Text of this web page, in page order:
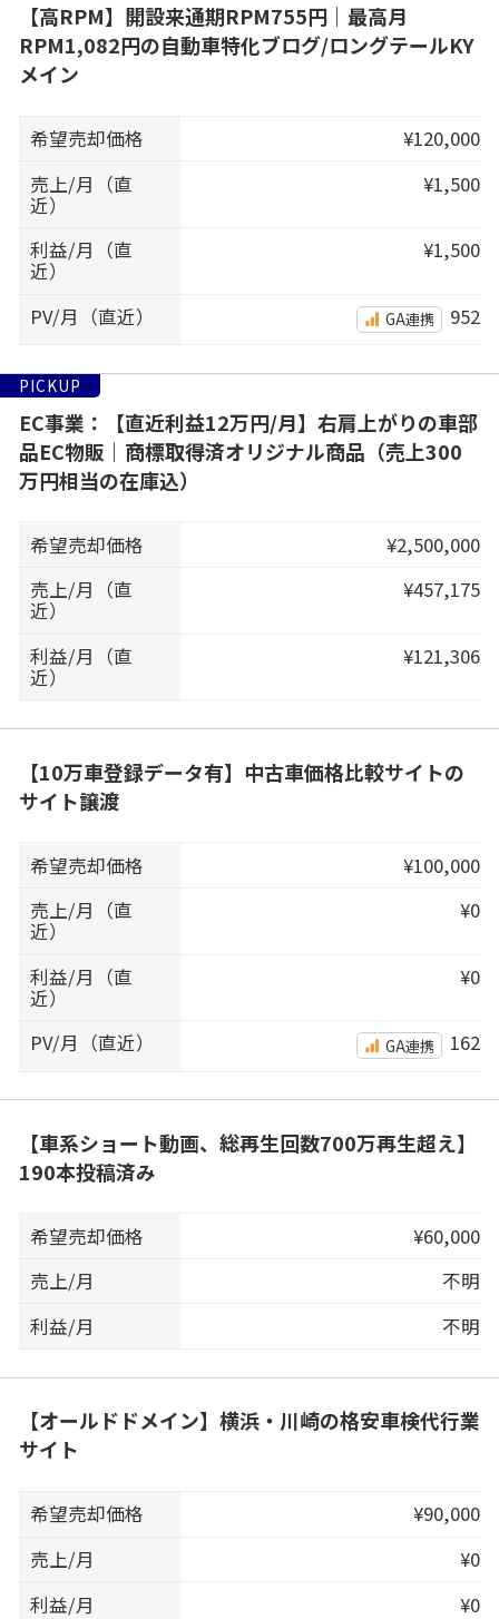
【高RPM】開設来通期RPM755円｜最高月
RPM1,082円の自動車特化ブログ/ロングテールKY
メイン
希望売却価格
¥120,000
売上/月（直
近）
¥1,500
利益/月（直
近）
¥1,500
PV/月（直近） GA連携 952
PICKUP
EC事業：【直近利益12万円/月】右肩上がりの車部
品EC物販｜商標取得済オリジナル商品（売上300
万円相当の在庫込）
希望売却価格
¥2,500,000
売上/月（直
近）
¥457,175
利益/月（直
近）
¥121,306
【10万車登録データ有】中古車価格比較サイトの
サイト譲渡
希望売却価格
¥100,000
売上/月（直
近）
¥0
利益/月（直
近）
¥0
PV/月（直近） GA連携 162
【車系ショート動画、総再生回数700万再生超え】
190本投稿済み
希望売却価格
¥60,000
売上/月
不明
利益/月
不明
【オールドドメイン】横浜・川崎の格安車検代行業
サイト
希望売却価格
¥90,000
売上/月
¥0
利益/月
¥0